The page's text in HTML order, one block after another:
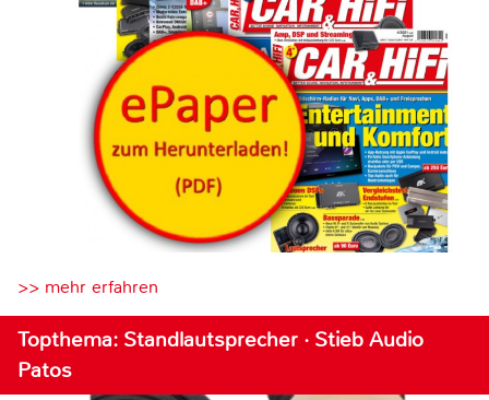
>> mehr erfahren
Topthema: Standlautsprecher · Stieb Audio
Patos